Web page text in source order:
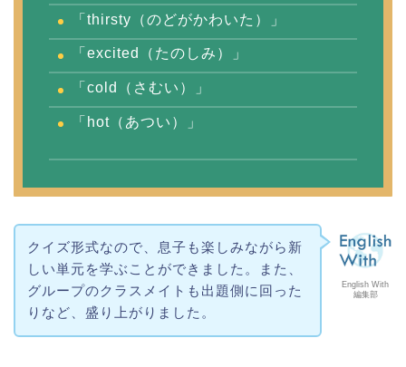
「thirsty（のどがかわいた）」
「excited（たのしみ）」
「cold（さむい）」
「hot（あつい）」
English With
編集部
クイズ形式なので、息子も楽しみながら新
しい単元を学ぶことができました。また、
グループのクラスメイトも出題側に回った
りなど、盛り上がりました。